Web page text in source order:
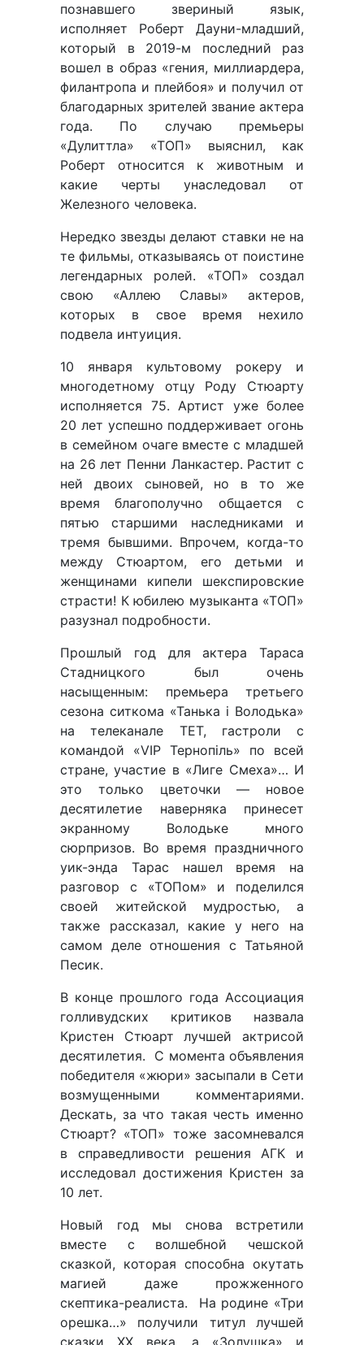
познавшего звериный язык,
исполняет Роберт Дауни-младший,
который в 2019-м последний раз
вошел в образ «гения, миллиардера,
филантропа и плейбоя» и получил от
благодарных зрителей звание актера
года. По случаю премьеры
«Дулиттла» «ТОП» выяснил, как
Роберт относится к животным и
какие черты унаследовал от
Железного человека.
Нередко звезды делают ставки не на
те фильмы, отказываясь от поистине
легендарных ролей. «ТОП» создал
свою «Аллею Славы» актеров,
которых в свое время нехило
подвела интуиция.
10 января культовому рокеру и
многодетному отцу Роду Стюарту
исполняется 75. Артист уже более
20 лет успешно поддерживает огонь
в семейном очаге вместе с младшей
на 26 лет Пенни Ланкастер. Растит с
ней двоих сыновей, но в то же
время благополучно общается с
пятью старшими наследниками и
тремя бывшими. Впрочем, когда-то
между Стюартом, его детьми и
женщинами кипели шекспировские
страсти! К юбилею музыканта «ТОП»
разузнал подробности.
Прошлый год для актера Тараса
Стадницкого был очень
насыщенным: премьера третьего
сезона ситкома «Танька і Володька»
на телеканале ТЕТ, гастроли с
командой «VIP Тернопіль» по всей
стране, участие в «Лиге Смеха»… И
это только цветочки — новое
десятилетие наверняка принесет
экранному Володьке много
сюрпризов. Во время праздничного
уик-энда Тарас нашел время на
разговор с «ТОПом» и поделился
своей житейской мудростью, а
также рассказал, какие у него на
самом деле отношения с Татьяной
Песик.
В конце прошлого года Ассоциация
голливудских критиков назвала
Кристен Стюарт лучшей актрисой
десятилетия. С момента объявления
победителя «жюри» засыпали в Сети
возмущенными комментариями.
Дескать, за что такая честь именно
Стюарт? «ТОП» тоже засомневался
в справедливости решения АГК и
исследовал достижения Кристен за
10 лет.
Новый год мы снова встретили
вместе с волшебной чешской
сказкой, которая способна окутать
магией даже прожженного
скептика-реалиста. На родине «Три
орешка…» получили титул лучшей